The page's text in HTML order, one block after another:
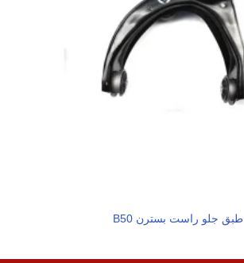
طبق جلو راست بسترن B50